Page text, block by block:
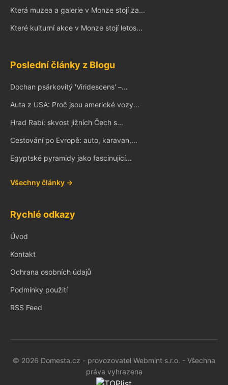
Která muzea a galerie v Monze stojí za...
Které kulturní akce v Monze stojí letos...
Poslední články z Blogu
Dochan psárkovitý 'Viridescens' –...
Auta z USA: Proč jsou americké vozy...
Hrad Rabí: skvost jižních Čech s...
Cestování po Evropě: auto, karavan,...
Egyptské pyramidy jako fascinující...
Všechny články →
Rychlé odkazy
Úvod
Kontakt
Ochrana osobních údajů
Podmínky použití
RSS Feed
© 2026 Domesta.cz - provozovatel Webmint s.r.o. - Všechna
práva vyhrazena